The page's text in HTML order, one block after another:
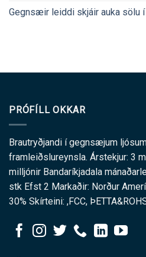
Gegnsæir leiddi skjáir auka sölu
PRÓFÍLL OKKAR
Brautryðjandi í gegnsæjum
framleiðslureynsla. Árstekjur: 3
milljónir Bandaríkjadala
stk Efst 2 Markaðir: Norður
30% Skírteini: ,FCC,